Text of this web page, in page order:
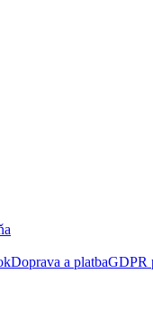
Doprava a platbaGDPR